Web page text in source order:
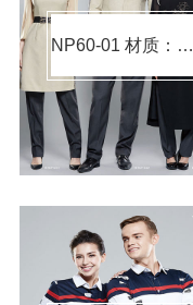
NP60-01 材质：棉涤（材质可选）